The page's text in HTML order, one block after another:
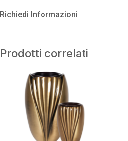
Richiedi Informazioni
Prodotti correlati